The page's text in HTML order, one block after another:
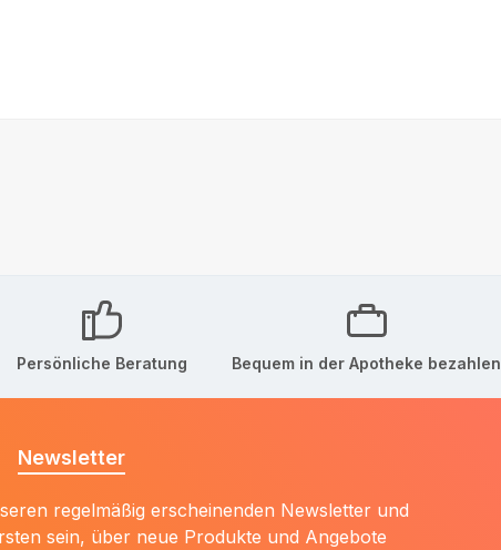
Persönliche Beratung Bequem in der Apotheke bezahlen
Newsletter
regelmäßig erscheinenden Newsletter und
sein, über neue Produkte und Angebote